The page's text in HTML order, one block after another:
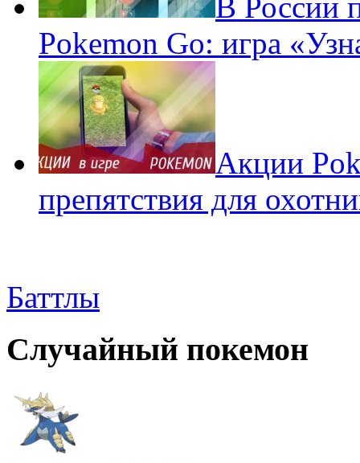
Pokemon Go: игра
Акции
препятствия для
Баттлы
Случайный покемон